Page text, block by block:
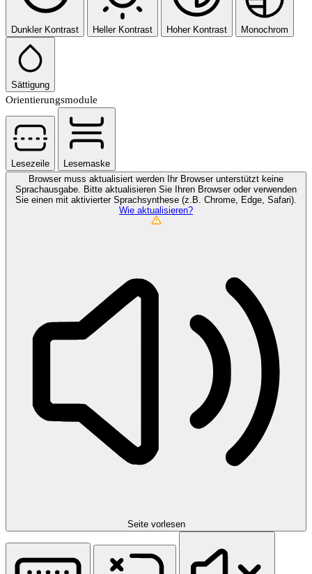
Dunkler Kontrast Heller Kontrast Hoher Kontrast Monochrom
Sättigung
Orientierungsmodule
Lesezeile
Lesemaske
Browser muss aktualisiert werden
Ihr Browser unterstützt keine
Sprachausgabe. Bitte aktualisieren Sie Ihren Browser oder verwenden
Sie einen mit aktivierter Sprachsynthese (z.B. Chrome, Edge, Safari).
Wie aktualisieren?
Seite vorlesen